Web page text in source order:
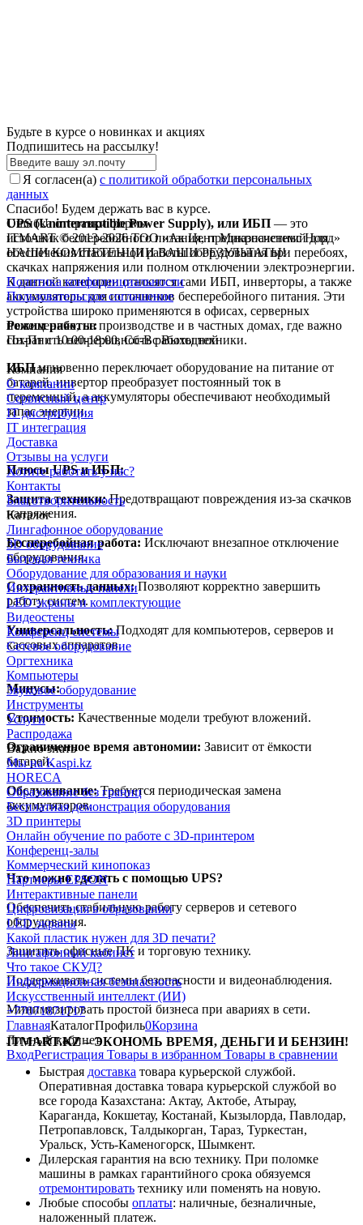
UPS (Uninterruptible Power Supply), или ИБП — это
источник бесперебойного питания, предназначенный для
обеспечения стабильной работы оборудования при перебоях,
скачках напряжения или полном отключении электроэнергии.
К данной категории относятся сами ИБП, инверторы, а также
аккумуляторы для источников бесперебойного питания. Эти
устройства широко применяются в офисах, серверных
помещениях, на производстве и в частных домах, где важно
сохранить непрерывность работы техники.
ИБПмгновенно переключает оборудование на питание от
батарей, инвертор преобразует постоянный ток в
переменный, а аккумуляторы обеспечивают необходимый
запас энергии.
Плюсы UPS и ИБП:
Защита техники:Предотвращают повреждения из-за скачков
напряжения.
Бесперебойная работа: Исключают внезапное отключение
оборудования.
Сохранность данных:Позволяют корректно завершить
работу систем.
Универсальность:Подходят для компьютеров, серверов и
кассовых аппаратов.
Минусы:
Стоимость: Качественные модели требуют вложений.
Ограниченное время автономии: Зависит от ёмкости
батарей.
Обслуживание:Требуется периодическая замена
аккумуляторов.
Что можно сделать с помощью UPS?
Обеспечить стабильную работу серверов и сетевого
оборудования.
Защитить офисные ПК и торговую технику.
Поддерживать системы безопасности и видеонаблюдения.
Минимизировать простой бизнеса при авариях в сети.
ITMART.KZ – ЭКОНОМЬ ВРЕМЯ, ДЕНЬГИ И БЕНЗИН!
Быстрая доставка товара курьерской службой.
Оперативная доставка товара курьерской службой во
все города Казахстана: Актау, Актобе, Атырау,
Караганда, Кокшетау, Костанай, Кызылорда, Павлодар,
Петропавловск, Талдыкорган, Тараз, Туркестан,
Уральск, Усть-Каменогорск, Шымкент.
Дилерская гарантия на всю технику. При поломке
машины в рамках гарантийного срока обязуемся
отремонтировать технику или поменять на новую.
Любые способы оплаты: наличные, безналичные,
наложенный платеж.
Будьте в курсе о новинках и акциях
Подпишитесь на рассылкy!
Я согласен(a) с политикой обработки персональных
данных
Спасибо! Будем держать вас в курсе.
Ошибка отправки формы
ITMART © 2013-2026 ТОО «Ак Цент Микросистемс Норд»
НАШИ КОМПЕТЕНЦИИ ВАШИ РЕЗУЛЬТАТЫ!
Политика конфиденциальности
Пользовательское соглашение
Режим работы:
Пн-Пт с 10:00-18:00, Сб-Вс Выходной
Компания
О компании
Сервисный центр
IT дистрибуция
IT интеграция
Доставка
Отзывы на услуги
Хотите работать у нас?
Контакты
Благотворительность
Каталог
Лингафонное оборудование
3D оборудование
Бытовая техника
Оборудование для образования и науки
Интерактивные панели
LED экраны и комплектующие
Видеостены
Конференц системы
Сетевое оборудование
Оргтехника
Компьютеры
Звуковое оборудование
Инструменты
Услуги
Распродажа
Важно знать
Мы на Kaspi.kz
HORECA
Образование без границ
Бесплатная демонстрация оборудования
3D принтеры
Онлайн обучение по работе с 3D-принтером
Конференц-залы
Коммерческий кинопоказ
Партнеры EPSON
Интерактивные панели
Цифровизация в образовании
LED экраны
Какой пластик нужен для 3D печати?
Лингафонный кабинет
Что такое СКУД?
Информационная безопасность
Искусственный интеллект (ИИ)
+77071871717
ГлавнаяКаталогПрофиль0Корзина
Личный кабинет
ВходРегистрация Товары в избранном Товары в сравнении